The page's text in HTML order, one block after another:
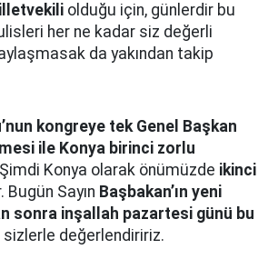
olduğu için, günlerdir bu
her ne kadar siz değerli
da yakından takip
kongreye tek Genel Başkan
ile Konya birinci zorlu
Şimdi Konya olarak önümüzde ikinci
Bugün Sayın Başbakan’ın yeni
sonra inşallah pazartesi günü bu
sizlerle değerlendiririz.